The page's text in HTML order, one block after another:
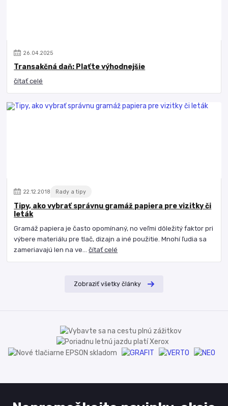
26.04.2025
Transakčná daň: Plaťte výhodnejšie
čítať celé
22 12 2018 Rady a tipy
Tipy, ako vybrať správnu gramáž papiera pre vizitky či
leták
Gramáž papiera je často opomínaný, no veľmi dôležitý faktor pri
výbere materiálu pre tlač, dizajn a iné použitie. Mnohí ľudia sa
zameriavajú len na ve...čítať celé
Zobraziť všetky články